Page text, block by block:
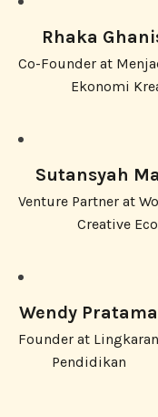
Rhaka
Co-Founder at
Ekonomi
Sutansyah
Venture Partner at
Creative
Wendy Pratama
Founder at Lingkaran
Pendidikan